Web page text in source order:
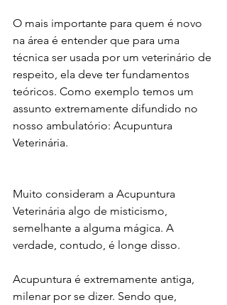
O mais importante para quem é novo
na área é entender que para uma
técnica ser usada por um veterinário de
respeito, ela deve ter fundamentos
teóricos. Como exemplo temos um
assunto extremamente difundido no
nosso ambulatório: Acupuntura
Veterinária.
Muito consideram a Acupuntura
Veterinária algo de misticismo,
semelhante a alguma mágica. A
verdade, contudo, é longe disso.
Acupuntura é extremamente antiga,
milenar por se dizer. Sendo que,